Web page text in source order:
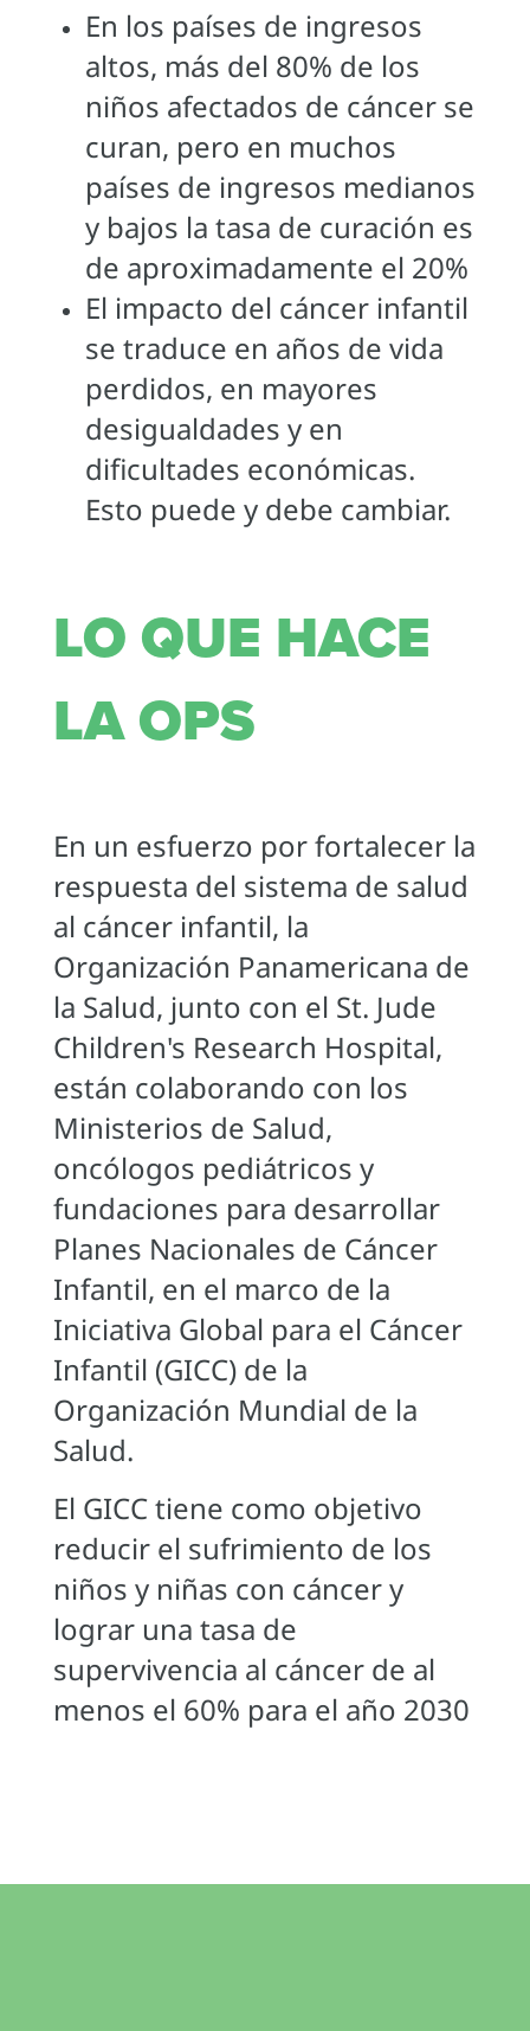
En los países de ingresos
altos, más del 80% de los
niños afectados de cáncer se
curan, pero en muchos
países de ingresos medianos
y bajos la tasa de curación es
de aproximadamente el 20%
El impacto del cáncer infantil
se traduce en años de vida
perdidos, en mayores
desigualdades y en
dificultades económicas.
Esto puede y debe cambiar.
LO QUE HACE
LA OPS
En un esfuerzo por fortalecer la
respuesta del sistema de salud
al cáncer infantil, la
Organización Panamericana de
la Salud, junto con el St. Jude
Children's Research Hospital,
están colaborando con los
Ministerios de Salud,
oncólogos pediátricos y
fundaciones para desarrollar
Planes Nacionales de Cáncer
Infantil, en el marco de la
Iniciativa Global para el Cáncer
Infantil (GICC) de la
Organización Mundial de la
Salud.
El GICC tiene como objetivo
reducir el sufrimiento de los
niños y niñas con cáncer y
lograr una tasa de
supervivencia al cáncer de al
menos el 60% para el año 2030